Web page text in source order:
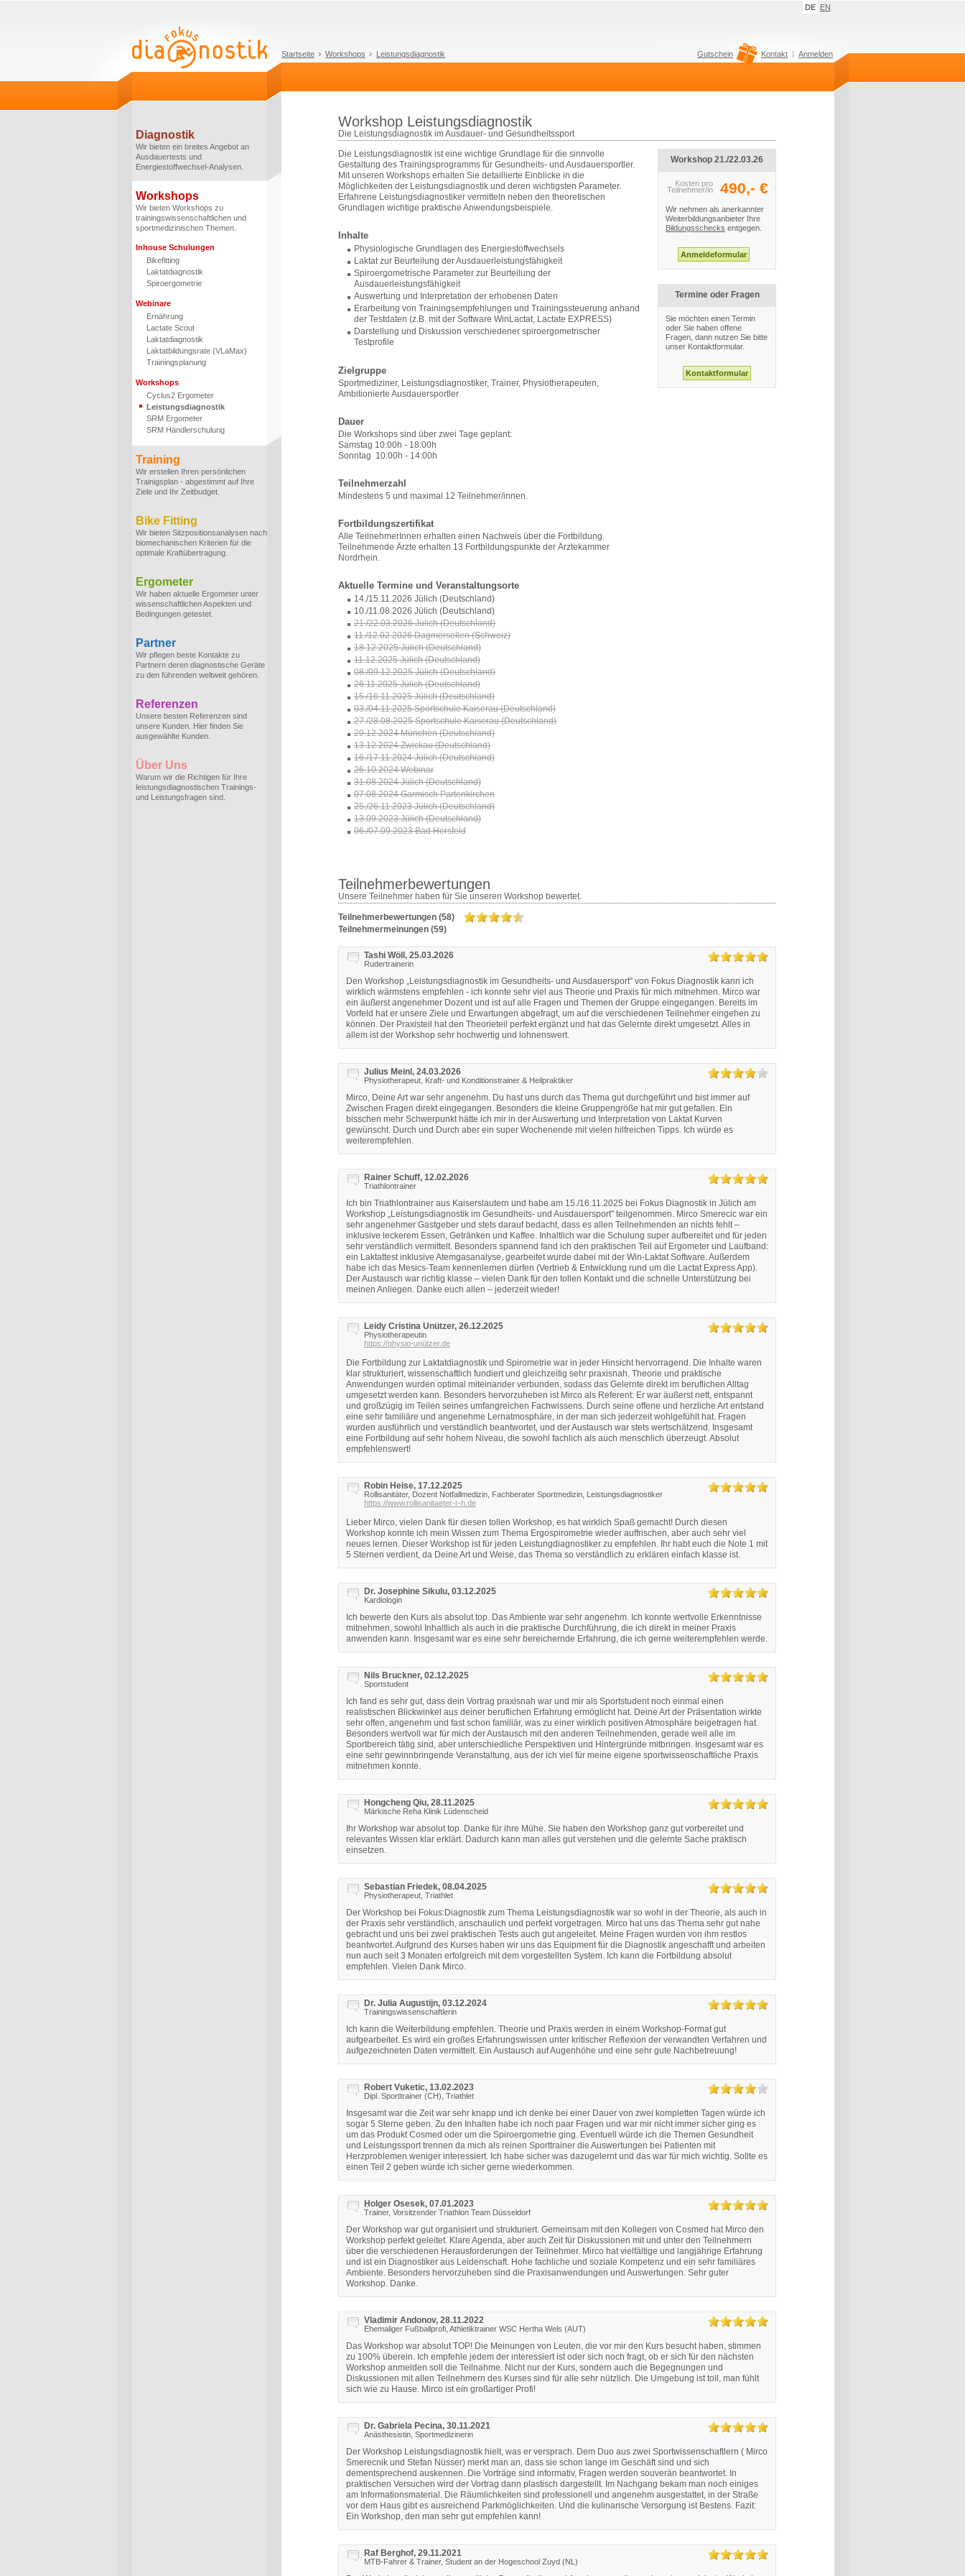
DE EN
Startseite Workshops Leistungsdiagnostik Gutschein Kontakt Anmelden
Diagnostik
Wir bieten ein breites Angebot an
Ausdauertests und
Energiestoffwechsel-Analysen.
Workshops
Wir bieten Workshops zu
trainingswissenschaftlichen und
sportmedizinischen Themen.
Inhouse Schulungen
Bikefitting
Laktatdiagnostik
Spiroergometrie
Webinare
Ernährung
Lactate Scout
Laktatdiagnostik
Laktatbildungsrate (VLaMax)
Trainingsplanung
Workshops
Cyclus2 Ergometer
Leistungsdiagnostik
SRM Ergometer
SRM Händlerschulung
Training
Wir erstellen Ihren persönlichen
Trainigsplan - abgestimmt auf Ihre
Ziele und Ihr Zeitbudget.
Bike Fitting
Wir bieten Sitzpositionsanalysen nach
biomechanischen Kriterien für die
optimale Kraftübertragung.
Ergometer
Wir haben aktuelle Ergometer unter
wissenschaftlichen Aspekten und
Bedingungen getestet.
Partner
Wir pflegen beste Kontakte zu
Partnern deren diagnostische Geräte
zu den führenden weltweit gehören.
Referenzen
Unsere besten Referenzen sind
unsere Kunden. Hier finden Sie
ausgewählte Kunden.
Über Uns
Warum wir die Richtigen für Ihre
leistungsdiagnostischen Trainings-
und Leistungsfragen sind.
Workshop Leistungsdiagnostik
Die Leistungsdiagnostik im Ausdauer- und Gesundheitssport
Die Leistungsdiagnostik ist eine wichtige Grundlage für die sinnvolle
Gestaltung des Trainingsprogramms für Gesundheits- und Ausdauersportler.
Mit unseren Workshops erhalten Sie detaillierte Einblicke in die
Möglichkeiten der Leistungsdiagnostik und deren wichtigsten Parameter.
Erfahrene Leistungsdiagnostiker vermitteln neben den theoretischen
Grundlagen wichtige praktische Anwendungsbeispiele.
Inhalte
Physiologische Grundlagen des Energiestoffwechsels
Laktat zur Beurteilung der Ausdauerleistungsfähigkeit
Spiroergometrische Parameter zur Beurteilung der
Ausdauerleistungsfähigkeit
Auswertung und Interpretation der erhobenen Daten
Erarbeitung von Trainingsempfehlungen und Trainingssteuerung anhand
der Testdaten (z.B. mit der Software WinLactat, Lactate EXPRESS)
Darstellung und Diskussion verschiedener spiroergometrischer
Testprofile
Zielgruppe
Sportmediziner, Leistungsdiagnostiker, Trainer, Physiotherapeuten,
Ambitionierte Ausdauersportler
Dauer
Die Workshops sind über zwei Tage geplant:
Samstag 10:00h - 18:00h
Sonntag 10:00h - 14:00h
Teilnehmerzahl
Mindestens 5 und maximal 12 Teilnehmer/innen.
Fortbildungszertifikat
Alle TeilnehmerInnen erhalten einen Nachweis über die Fortbildung.
Teilnehmende Ärzte erhalten 13 Fortbildungspunkte der Ärztekammer
Nordrhein.
Aktuelle Termine und Veranstaltungsorte
14./15.11.2026 Jülich (Deutschland)
10./11.08.2026 Jülich (Deutschland)
21./22.03.2026 Jülich (Deutschland)
11./12.02.2026 Dagmersellen (Schweiz)
18.12.2025 Jülich (Deutschland)
11.12.2025 Jülich (Deutschland)
08./09.12.2025 Jülich (Deutschland)
26.11.2025 Jülich (Deutschland)
15./16.11.2025 Jülich (Deutschland)
03./04.11.2025 Sportschule Kaiserau (Deutschland)
27./28.08.2025 Sportschule Kaiserau (Deutschland)
20.12.2024 München (Deutschland)
13.12.2024 Zwickau (Deutschland)
16./17.11.2024 Jülich (Deutschland)
26.10.2024 Webinar
31.08.2024 Jülich (Deutschland)
07.08.2024 Garmisch Partenkirchen
25./26.11.2023 Jülich (Deutschland)
13.09.2023 Jülich (Deutschland)
06./07.09.2023 Bad Hersfeld
Workshop 21./22.03.26
490,- €
Kosten pro
Teilnehmer/in
Wir nehmen als anerkannter
Weiterbildungsanbieter Ihre
Bildungsschecks entgegen.
Termine oder Fragen
Sie möchten einen Termin
oder Sie haben offene
Fragen, dann nutzen Sie bitte
unser Kontaktformular.
Teilnehmerbewertungen
Unsere Teilnehmer haben für Sie unseren Workshop bewertet.
Teilnehmerbewertungen (58)
Teilnehmermeinungen (59)
Tashi Wöll, 25.03.2026
Rudertrainerin
Den Workshop „Leistungsdiagnostik im Gesundheits- und Ausdauersport" von Fokus Diagnostik kann ich
wirklich wärmstens empfehlen - ich konnte sehr viel aus Theorie und Praxis für mich mitnehmen. Mirco war
ein äußerst angenehmer Dozent und ist auf alle Fragen und Themen der Gruppe eingegangen. Bereits im
Vorfeld hat er unsere Ziele und Erwartungen abgefragt, um auf die verschiedenen Teilnehmer eingehen zu
können. Der Praxisteil hat den Theorieteil perfekt ergänzt und hat das Gelernte direkt umgesetzt. Alles in
allem ist der Workshop sehr hochwertig und lohnenswert.
Julius Meinl, 24.03.2026
Physiotherapeut, Kraft- und Konditionstrainer & Heilpraktiker
Mirco, Deine Art war sehr angenehm. Du hast uns durch das Thema gut durchgeführt und bist immer auf
Zwischen Fragen direkt eingegangen. Besonders die kleine Gruppengröße hat mir gut gefallen. Ein
bisschen mehr Schwerpunkt hätte ich mir in der Auswertung und Interpretation von Laktat Kurven
gewünscht. Durch und Durch aber ein super Wochenende mit vielen hilfreichen Tipps. Ich würde es
weiterempfehlen.
Rainer Schuff, 12.02.2026
Triathlontrainer
Ich bin Triathlontrainer aus Kaiserslautern und habe am 15./16.11.2025 bei Fokus Diagnostik in Jülich am
Workshop „Leistungsdiagnostik im Gesundheits- und Ausdauersport" teilgenommen. Mirco Smerecic war ein
sehr angenehmer Gastgeber und stets darauf bedacht, dass es allen Teilnehmenden an nichts fehlt –
inklusive leckerem Essen, Getränken und Kaffee. Inhaltlich war die Schulung super aufbereitet und für jeden
sehr verständlich vermittelt. Besonders spannend fand ich den praktischen Teil auf Ergometer und Laufband:
ein Laktattest inklusive Atemgasanalyse, gearbeitet wurde dabei mit der Win-Laktat Software. Außerdem
habe ich das Mesics-Team kennenlernen dürfen (Vertrieb & Entwicklung rund um die Lactat Express App).
Der Austausch war richtig klasse – vielen Dank für den tollen Kontakt und die schnelle Unterstützung bei
meinen Anliegen. Danke euch allen – jederzeit wieder!
Leidy Cristina Unützer, 26.12.2025
Physiotherapeutin
https://physio-unützer.de
Die Fortbildung zur Laktatdiagnostik und Spirometrie war in jeder Hinsicht hervorragend. Die Inhalte waren
klar strukturiert, wissenschaftlich fundiert und gleichzeitig sehr praxisnah. Theorie und praktische
Anwendungen wurden optimal miteinander verbunden, sodass das Gelernte direkt im beruflichen Alltag
umgesetzt werden kann. Besonders hervorzuheben ist Mirco als Referent: Er war äußerst nett, entspannt
und großzügig im Teilen seines umfangreichen Fachwissens. Durch seine offene und herzliche Art entstand
eine sehr familiäre und angenehme Lernatmosphäre, in der man sich jederzeit wohlgefühlt hat. Fragen
wurden ausführlich und verständlich beantwortet, und der Austausch war stets wertschätzend. Insgesamt
eine Fortbildung auf sehr hohem Niveau, die sowohl fachlich als auch menschlich überzeugt. Absolut
empfehlenswert!
Robin Heise, 17.12.2025
Rollisanitäter, Dozent Notfallmedizin, Fachberater Sportmedizin, Leistungsdiagnostiker
https://www.rollisanitaeter-r-h.de
Lieber Mirco, vielen Dank für diesen tollen Workshop, es hat wirklich Spaß gemacht! Durch diesen
Workshop konnte ich mein Wissen zum Thema Ergospirometrie wieder auffrischen, aber auch sehr viel
neues lernen. Dieser Workshop ist für jeden Leistungdiagnostiker zu empfehlen. Ihr habt euch die Note 1 mit
5 Sternen verdient, da Deine Art und Weise, das Thema so verständlich zu erklären einfach klasse ist.
Dr. Josephine Sikulu, 03.12.2025
Kardiologin
Ich bewerte den Kurs als absolut top. Das Ambiente war sehr angenehm. Ich konnte wertvolle Erkenntnisse
mitnehmen, sowohl Inhaltlich als auch in die praktische Durchführung, die ich direkt in meiner Praxis
anwenden kann. Insgesamt war es eine sehr bereichernde Erfahrung, die ich gerne weiterempfehlen werde.
Nils Bruckner, 02.12.2025
Sportstudent
Ich fand es sehr gut, dass dein Vortrag praxisnah war und mir als Sportstudent noch einmal einen
realistischen Blickwinkel aus deiner beruflichen Erfahrung ermöglicht hat. Deine Art der Präsentation wirkte
sehr offen, angenehm und fast schon familiär, was zu einer wirklich positiven Atmosphäre beigetragen hat.
Besonders wertvoll war für mich der Austausch mit den anderen Teilnehmenden, gerade weil alle im
Sportbereich tätig sind, aber unterschiedliche Perspektiven und Hintergründe mitbringen. Insgesamt war es
eine sehr gewinnbringende Veranstaltung, aus der ich viel für meine eigene sportwissenschaftliche Praxis
mitnehmen konnte.
Hongcheng Qiu, 28.11.2025
Märkische Reha Klinik Lüdenscheid
Ihr Workshop war absolut top. Danke für ihre Mühe. Sie haben den Workshop ganz gut vorbereitet und
relevantes Wissen klar erklärt. Dadurch kann man alles gut verstehen und die gelernte Sache praktisch
einsetzen.
Sebastian Friedek, 08.04.2025
Physiotherapeut, Triathlet
Der Workshop bei Fokus:Diagnostik zum Thema Leistungsdiagnostik war so wohl in der Theorie, als auch in
der Praxis sehr verständlich, anschaulich und perfekt vorgetragen. Mirco hat uns das Thema sehr gut nahe
gebracht und uns bei zwei praktischen Tests auch gut angeleitet. Meine Fragen wurden von ihm restlos
beantwortet. Aufgrund des Kurses haben wir uns das Equipment für die Diagnostik angeschafft und arbeiten
nun auch seit 3 Monaten erfolgreich mit dem vorgestellten System. Ich kann die Fortbildung absolut
empfehlen. Vielen Dank Mirco.
Dr. Julia Augustijn, 03.12.2024
Trainingswissenschaftlerin
Ich kann die Weiterbildung empfehlen. Theorie und Praxis werden in einem Workshop-Format gut
aufgearbeitet. Es wird ein großes Erfahrungswissen unter kritischer Reflexion der verwandten Verfahren und
aufgezeichneten Daten vermittelt. Ein Austausch auf Augenhöhe und eine sehr gute Nachbetreuung!
Robert Vuketic, 13.02.2023
Dipl. Sporttrainer (CH), Triathlet
Insgesamt war die Zeit war sehr knapp und ich denke bei einer Dauer von zwei kompletten Tagen würde ich
sogar 5 Sterne geben. Zu den Inhalten habe ich noch paar Fragen und war mir nicht immer sicher ging es
um das Produkt Cosmed oder um die Spiroergometrie ging. Eventuell würde ich die Themen Gesundheit
und Leistungssport trennen da mich als reinen Sporttrainer die Auswertungen bei Patienten mit
Herzproblemen weniger interessiert. Ich habe sicher was dazugelernt und das war für mich wichtig. Sollte es
einen Teil 2 geben würde ich sicher gerne wiederkommen.
Holger Osesek, 07.01.2023
Trainer, Vorsitzender Triathlon Team Düsseldorf
Der Workshop war gut organisiert und strukturiert. Gemeinsam mit den Kollegen von Cosmed hat Mirco den
Workshop perfekt geleitet. Klare Agenda, aber auch Zeit für Diskussionen mit und unter den Teilnehmern
über die verschiedenen Herausforderungen der Teilnehmer. Mirco hat vielfältige und langjährige Erfahrung
und ist ein Diagnostiker aus Leidenschaft. Hohe fachliche und soziale Kompetenz und ein sehr familiäres
Ambiente. Besonders hervorzuheben sind die Praxisanwendungen und Auswertungen. Sehr guter
Workshop. Danke.
Vladimir Andonov, 28.11.2022
Ehemaliger Fußballprofi, Athletiktrainer WSC Hertha Wels (AUT)
Das Workshop war absolut TOP! Die Meinungen von Leuten, die vor mir den Kurs besucht haben, stimmen
zu 100% überein. Ich empfehle jedem der interessiert ist oder sich noch fragt, ob er sich für den nächsten
Workshop anmelden soll die Teilnahme. Nicht nur der Kurs, sondern auch die Begegnungen und
Diskussionen mit allen Teilnehmern des Kurses sind für alle sehr nützlich. Die Umgebung ist toll, man fühlt
sich wie zu Hause. Mirco ist ein großartiger Profi!
Dr. Gabriela Pecina, 30.11.2021
Anästhesistin, Sportmedizinerin
Der Workshop Leistungsdiagnostik hielt, was er versprach. Dem Duo aus zwei Sportwissenschaftlern ( Mirco
Smerecnik und Stefan Nüsser) merkt man an, dass sie schon lange im Geschäft sind und sich
dementsprechend auskennen. Die Vorträge sind informativ, Fragen werden souverän beantwortet. In
praktischen Versuchen wird der Vortrag dann plastisch dargestellt. Im Nachgang bekam man noch einiges
am Informationsmaterial. Die Räumlichkeiten sind professionell und angenehm ausgestattet, in der Straße
vor dem Haus gibt es ausreichend Parkmöglichkeiten. Und die kulinarische Versorgung ist Bestens. Fazit:
Ein Workshop, den man sehr gut empfehlen kann!
Raf Berghof, 29.11.2021
MTB-Fahrer & Trainer, Student an der Hogeschool Zuyd (NL)